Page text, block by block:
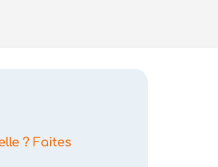
? Faites